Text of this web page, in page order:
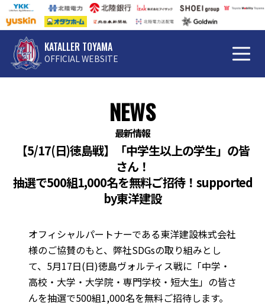
KATALLER TOYAMA
OFFICIAL WEBSITE
NEWS
最新情報
【5/17(日)徳島戦】「中学生以上の学生」の皆
さん！
抽選で500組1,000名を無料ご招待！supported
by東洋建設
オフィシャルパートナーである東洋建設株式会社
様のご協賛のもと、弊社SDGsの取り組みとし
て、5月17日(日)徳島ヴォルティス戦に「中学・
高校・大学・大学院・専門学校・短大生」の皆さ
んを抽選で500組1,000名を無料ご招待します。